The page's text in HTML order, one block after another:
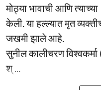
मोठ्या भावाची आणि
केली. या हल्ल्यात मृत
जखमी झाले आहे.
सुनील कालीचरण
श् ...